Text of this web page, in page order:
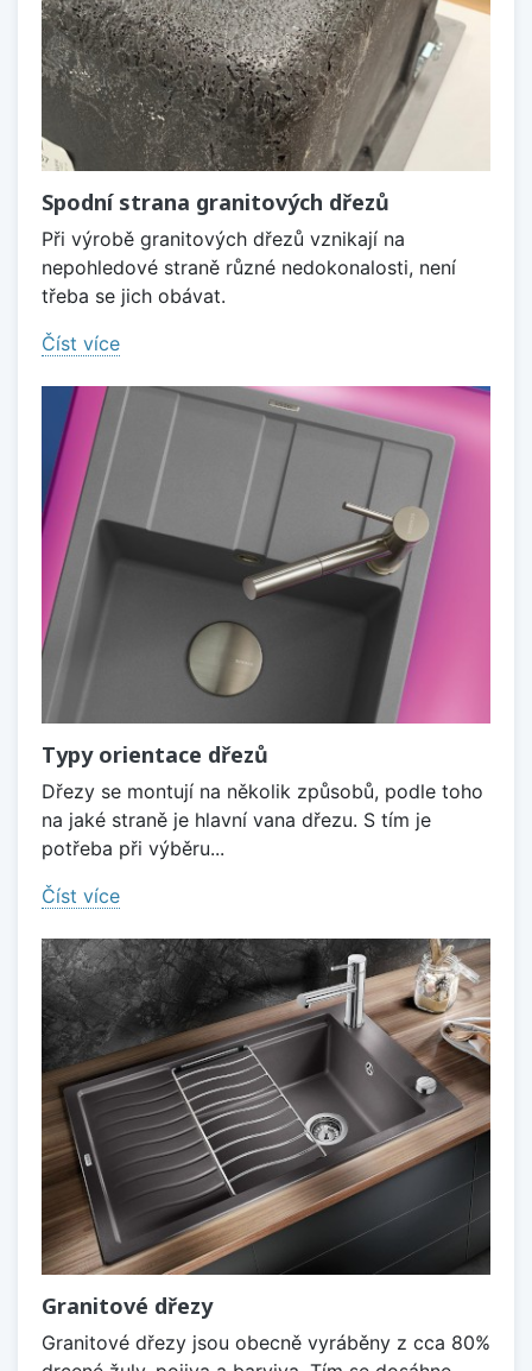
Spodní strana granitových dřezů
Při výrobě granitových dřezů vznikají na
nepohledové straně různé nedokonalosti, není
třeba se jich obávat.
Číst více
Typy orientace dřezů
Dřezy se montují na několik způsobů, podle toho
na jaké straně je hlavní vana dřezu. S tím je
potřeba při výběru...
Číst více
Granitové dřezy
Granitové dřezy jsou obecně vyráběny z cca 80%